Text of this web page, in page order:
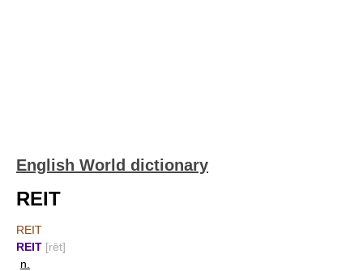
English World dictionary
REIT
REIT
REIT [rēt]
n.